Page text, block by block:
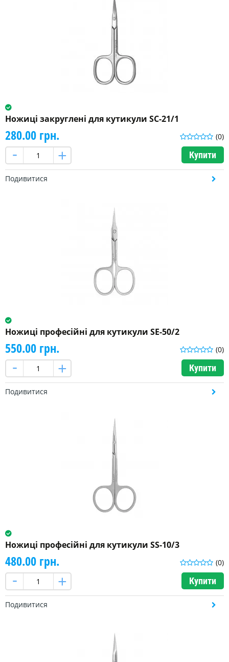
Ножиці закруглені для кутикули SC-21/1
(0)
280.00 грн.
Купити
Подивитися
Ножиці професійні для кутикули SE-50/2
(0)
550.00 грн.
Купити
Подивитися
Ножиці професійні для кутикули SS-10/3
(0)
480.00 грн.
Купити
Подивитися